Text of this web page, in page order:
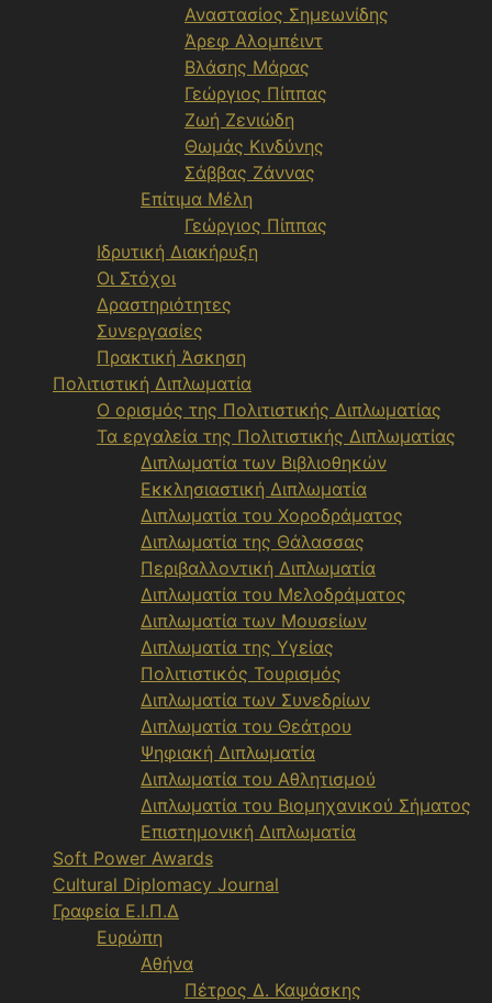
Αναστασίος Σημεωνίδης
Άρεφ Αλομπέιντ
Βλάσης Μάρας
Γεώργιος Πίππας
Ζωή Ζενιώδη
Θωμάς Κινδύνης
Σάββας Ζάννας
Επίτιμα Μέλη
Γεώργιος Πίππας
Ιδρυτική Διακήρυξη
Οι Στόχοι
Δραστηριότητες
Συνεργασίες
Πρακτική Άσκηση
Πολιτιστική Διπλωματία
Ο ορισμός της Πολιτιστικής Διπλωματίας
Τα εργαλεία της Πολιτιστικής Διπλωματίας
Διπλωματία των Βιβλιοθηκών
Εκκλησιαστική Διπλωματία
Διπλωματία του Χοροδράματος
Διπλωματία της Θάλασσας
Περιβαλλοντική Διπλωματία
Διπλωματία του Μελοδράματος
Διπλωματία των Μουσείων
Διπλωματία της Υγείας
Πολιτιστικός Τουρισμός
Διπλωματία των Συνεδρίων
Διπλωματία του Θεάτρου
Ψηφιακή Διπλωματία
Διπλωματία του Αθλητισμού
Διπλωματία του Βιομηχανικού Σήματος
Επιστημονική Διπλωματία
Soft Power Awards
Cultural Diplomacy Journal
Γραφεία Ε.Ι.Π.Δ
Ευρώπη
Αθήνα
Πέτρος Δ. Καψάσκης